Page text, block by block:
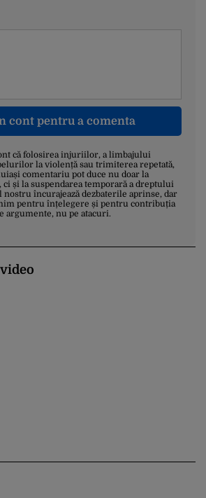
cont pentru a comenta
că folosirea injuriilor, a limbajului
la violență sau trimiterea repetată,
comentariu pot duce nu doar la
și la suspendarea temporară a dreptului
nostru încurajează dezbaterile aprinse, dar
pentru înțelegere și pentru contribuția
argumente, nu pe atacuri.